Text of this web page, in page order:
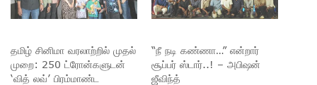
தமிழ் சினிமா வரலாற்றில் முதல்
முறை: 250 ட்ரோன்களுடன்
‘வித் லவ்’ பிரம்மாண்ட
“நீ நடி கண்ணா…” என்றார்
சூப்பர் ஸ்டார்..! – அபிஷன்
ஜீவிந்த்